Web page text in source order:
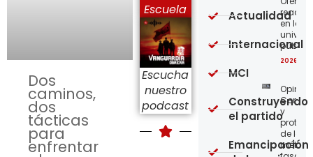
Dos
caminos,
dos
tácticas
para
enfrentar
Escuela
Escucha
nuestro
podcast
en las
2026-
y
de los
Actualidad
Internacional
MCI
Construyendo
el partido
Emancipación